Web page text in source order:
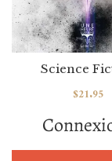
Science
$21.95